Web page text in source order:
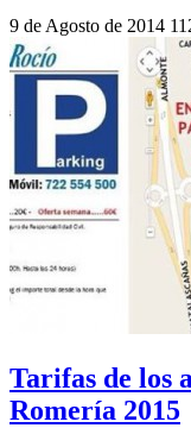
9 de Agosto de 2014
Tarifas de los
Romería 2015